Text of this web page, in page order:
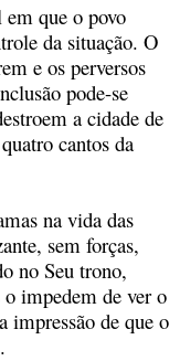
que o povo
da situação. O
e os perversos
pode-se
a cidade de
cantos da
na vida das
sem forças,
no Seu trono,
impedem de ver o
impressão de que o